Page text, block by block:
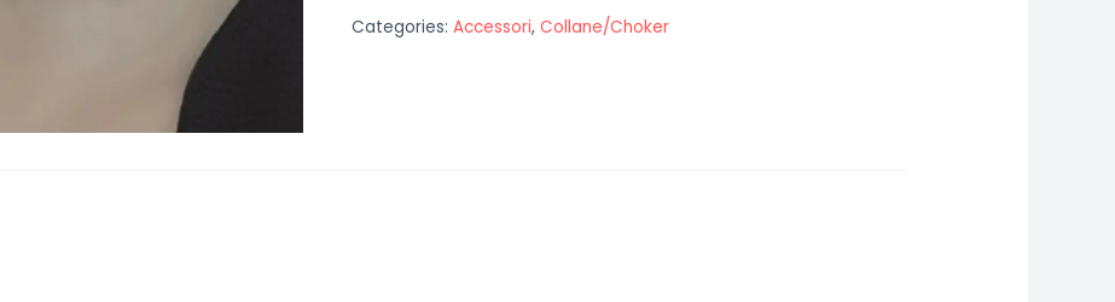
Categories: Accessori, Collane/Choker